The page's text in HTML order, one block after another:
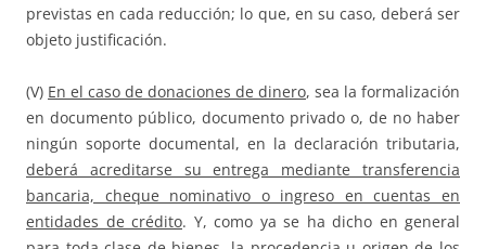
previstas en cada reducción; lo que, en su caso, deberá ser
objeto justificación.
(V) En el caso de donaciones de dinero, sea la formalización
en documento público, documento privado o, de no haber
ningún soporte documental, en la declaración tributaria,
deberá acreditarse su entrega mediante transferencia
bancaria, cheque nominativo o ingreso en cuentas en
entidades de crédito. Y, como ya se ha dicho en general